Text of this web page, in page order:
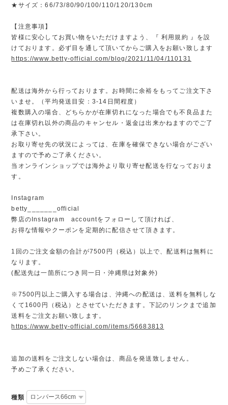
★サイズ：66/73/80/90/100/110/120/130cm
【注意事項】
皆様に安心してお買い物をいただけますよう、『 利用規約 』を設
けております。必ず目を通して頂いてからご購入をお願い致します
https://www.betty-official.com/blog/2021/11/04/110131
配送は海外から行っております。お時間に余裕をもってご注文下さ
いませ。（平均発送目安：3-14日間程度）
複数購入の場合、どちらかが在庫切れになった場合でも不良品また
は在庫切れ以外の商品のキャンセル・返金は出来かねますのでご了
承下さい。
お取り寄せ先の状況によっては、在庫を確保できない場合がござい
ますので予めご了承ください。
当オンラインショップでは海外より取り寄せ配送を行なっておりま
す。
Instagram
betty_______official
弊店のInstagram accountをフォローして頂ければ、
お得な情報やクーポンを定期的に配信させて頂きます。
1回のご注文金額の合計が7500円（税込）以上で、配送料は無料に
なります。
(配送先は一箇所につき同一日・沖縄県は対象外)
※7500円以上ご購入する場合は、沖縄への配送は、送料を無料しな
くて1600円（税込）とさせていただきます。下記のリンクまで追加
送料をご注文お願い致します。
https://www.betty-official.com/items/56683813
追加の送料をご注文しない場合は、商品を発送致しません。
予めご了承ください。
種類